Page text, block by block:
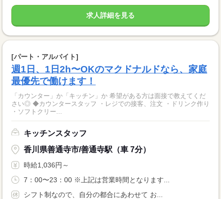
求人詳細を見る
[パート・アルバイト]
週1日、1日2h〜OKのマクドナルドなら、家庭
最優先で働けます！
「カウンター」か「キッチン」か 希望がある方は面接で教えてくだ
さい◎ ◆カウンタースタッフ ・レジでの接客、注文 ・ドリンク作り
・ソフトクリー...
キッチンスタッフ
香川県善通寺市/善通寺駅（車 7分）
時給1,036円～
7：00〜23：00 ※上記は営業時間となります...
シフト制なので、自分の都合にあわせて お...